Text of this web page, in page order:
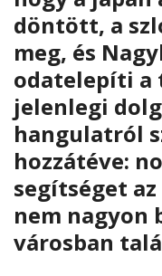
döntött, a
meg, és
odatelepíti a
jelenlegi
hangulatról
hozzátéve:
segítséget
nem nagyon
városban